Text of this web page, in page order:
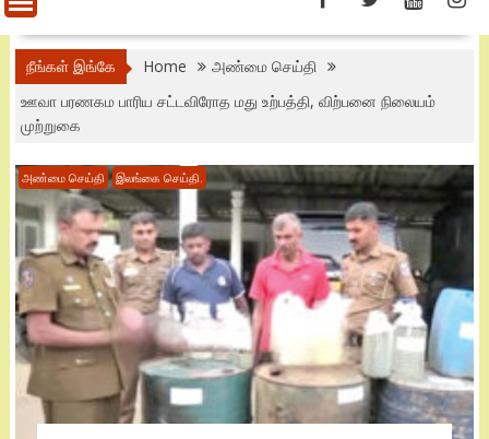
நீங்கள் இங்கே Home
அண்மை செய்தி
ஊவா பரணகம பாரிய சட்டவிரோத மது உற்பத்தி, விற்பனை நிலையம்
முற்றுகை
அண்மை செய்தி இலங்கை செய்தி.